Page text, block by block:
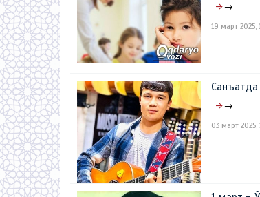
→
19 март 2025,
→
03 март 2025,